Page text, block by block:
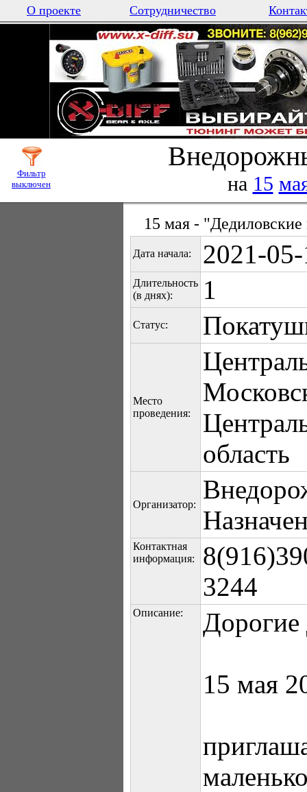
О проекте Сотрудничество
Фильтр
выключен
на 15
15 мая - "Дедиловские
Дата начала: 2021-
Длительность
(в днях):
1
Статус:
Место
проведения:
область
Организатор:
Контактная
информация:
3244
Описание: Дорогие
15 мая